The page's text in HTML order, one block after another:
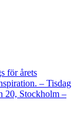
för årets
– Tisdag
20, Stockholm –